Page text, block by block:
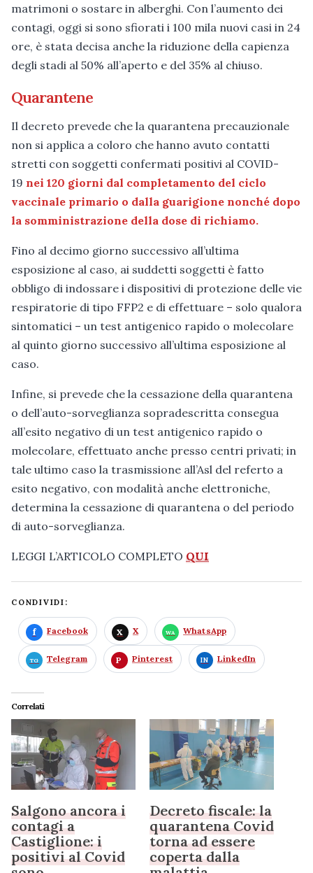
matrimoni o sostare in alberghi. Con l’aumento dei
contagi, oggi si sono sfiorati i 100 mila nuovi casi in 24
ore, è stata decisa anche la riduzione della capienza
degli stadi al 50% all’aperto e del 35% al chiuso.
Quarantene
Il decreto prevede che la quarantena precauzionale
non si applica a coloro che hanno avuto contatti
stretti con soggetti confermati positivi al COVID-
19 nei 120 giorni dal completamento del ciclo
vaccinale primario o dalla guarigione nonché dopo
la somministrazione della dose di richiamo.
Fino al decimo giorno successivo all’ultima
esposizione al caso, ai suddetti soggetti è fatto
obbligo di indossare i dispositivi di protezione delle vie
respiratorie di tipo FFP2 e di effettuare – solo qualora
sintomatici – un test antigenico rapido o molecolare
al quinto giorno successivo all’ultima esposizione al
caso.
Infine, si prevede che la cessazione della quarantena
o dell’auto-sorveglianza sopradescritta consegua
all’esito negativo di un test antigenico rapido o
molecolare, effettuato anche presso centri privati; in
tale ultimo caso la trasmissione all’Asl del referto a
esito negativo, con modalità anche elettroniche,
determina la cessazione di quarantena o del periodo
di auto-sorveglianza.
LEGGI L’ARTICOLO COMPLETO QUI
CONDIVIDI:
Facebook X WhatsApp
Telegram Pinterest LinkedIn
Correlati
Salgono ancora i
contagi a
Castiglione: i
positivi al Covid
Decreto fiscale: la
quarantena Covid
torna ad essere
coperta dalla